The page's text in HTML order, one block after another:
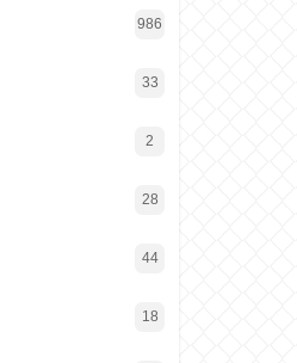
986
33
2
28
44
18